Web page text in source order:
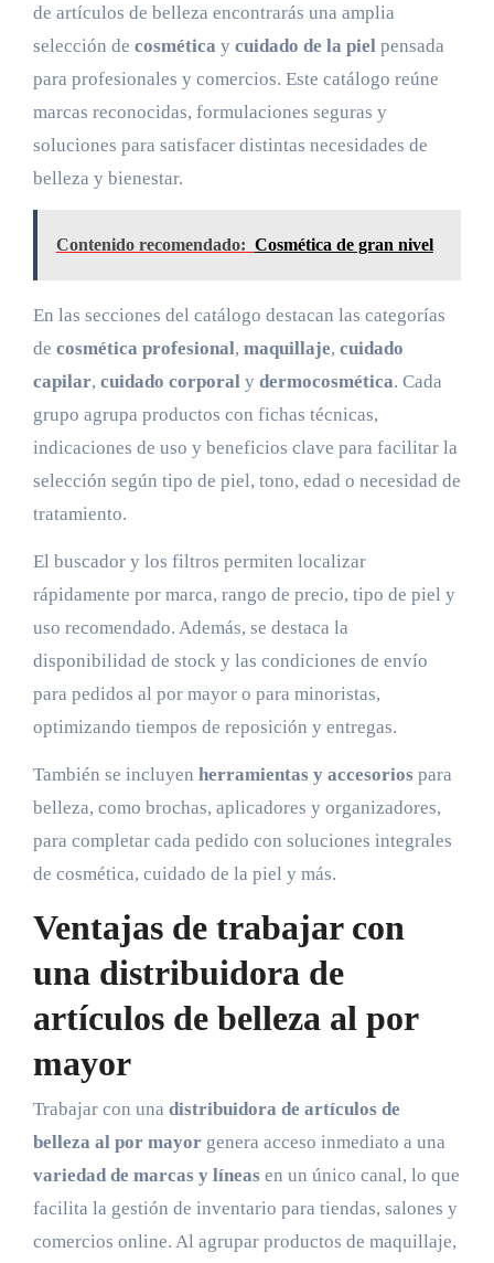
de artículos de belleza encontrarás una amplia
selección de cosmética y cuidado de la pielpensada
para profesionales y comercios. Este catálogo reúne
marcas reconocidas, formulaciones seguras y
soluciones para satisfacer distintas necesidades de
belleza y bienestar.
Contenido recomendado: Cosmética de gran nivel
En las secciones del catálogo destacan las categorías
de cosmética profesional, maquillaje, cuidado
capilar, cuidado corporaly dermocosmética. Cada
grupo agrupa productos con fichas técnicas,
indicaciones de uso y beneficios clave para facilitar la
selección según tipo de piel, tono, edad o necesidad de
tratamiento.
El buscador y los filtros permiten localizar
rápidamente por marca, rango de precio, tipo de piel y
uso recomendado. Además, se destaca la
disponibilidad de stock y las condiciones de envío
para pedidos al por mayor o para minoristas,
optimizando tiempos de reposición y entregas.
También se incluyen herramientas y accesorios para
belleza, como brochas, aplicadores y organizadores,
para completar cada pedido con soluciones integrales
de cosmética, cuidado de la piel y más.
Ventajas de trabajar con
una distribuidora de
artículos de belleza al por
mayor
Trabajar con una distribuidora de artículos de
belleza al por mayorgenera acceso inmediato a una
variedad de marcas y líneas en un único canal, lo que
facilita la gestión de inventario para tiendas, salones y
comercios online. Al agrupar productos de maquillaje,